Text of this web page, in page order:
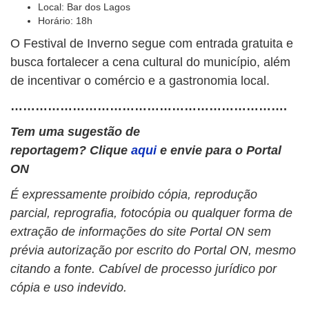
Local: Bar dos Lagos
Horário: 18h
O Festival de Inverno segue com entrada gratuita e
busca fortalecer a cena cultural do município, além
de incentivar o comércio e a gastronomia local.
………………………………………………………….
Tem uma sugestão de
reportagem? Clique aqui e envie para o Portal
ON
É expressamente proibido cópia, reprodução
parcial, reprografia, fotocópia ou qualquer forma de
extração de informações do site Portal ON sem
prévia autorização por escrito do Portal ON, mesmo
citando a fonte. Cabível de processo jurídico por
cópia e uso indevido.